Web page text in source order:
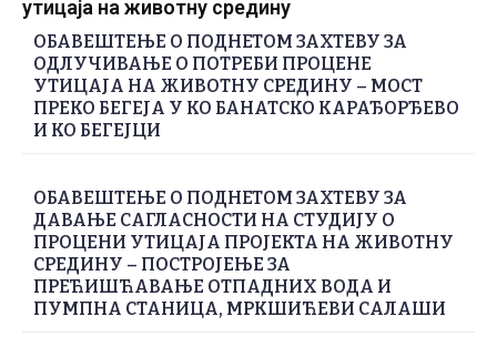
утицаја на животну средину
ОБАВЕШТЕЊЕ О ПОДНЕТОМ ЗАХТЕВУ ЗА
ОДЛУЧИВАЊЕ О ПОТРЕБИ ПРОЦЕНЕ
УТИЦАЈА НА ЖИВОТНУ СРЕДИНУ – МОСТ
ПРЕКО БЕГЕЈА У КО БАНАТСКО КАРАЂОРЂЕВО
И КО БЕГЕЈЦИ
ОБАВЕШТЕЊЕ О ПОДНЕТОМ ЗАХТЕВУ ЗА
ДАВАЊЕ САГЛАСНОСТИ НА СТУДИЈУ О
ПРОЦЕНИ УТИЦАЈА ПРОЈЕКТА НА ЖИВОТНУ
СРЕДИНУ – ПОСТРОЈЕЊЕ ЗА
ПРЕЋИШЋАВАЊЕ ОТПАДНИХ ВОДА И
ПУМПНА СТАНИЦА, МРКШИЋЕВИ САЛАШИ